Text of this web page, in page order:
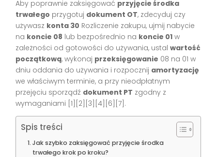
Aby poprawnie zaksięgować przyjęcie środka
trwałego przygotuj dokument OT, zdecyduj czy
używasz konta 30 Rozliczenie zakupu, ujmij nabycie
na koncie 08 lub bezpośrednio na koncie 01 w
zależności od gotowości do używania, ustalwartość
początkową, wykonaj przeksięgowanie 08 na 01 w
dniu oddania do używania i rozpocznij amortyzację
we właściwym terminie, a przy nieodpłatnym
przejęciu sporządź dokument PT zgodny z
wymaganiami [1][2][3][4][6][7].
Spis treści
Jak szybko zaksięgować przyjęcie środka
trwałego krok po kroku?